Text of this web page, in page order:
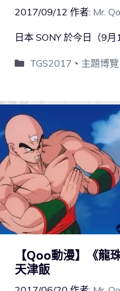
2017/09/12 作者: Mr.
日本 SONY 於今日（9
TGS2017 、 主題博覽
【Qoo動漫】《龍
天津飯